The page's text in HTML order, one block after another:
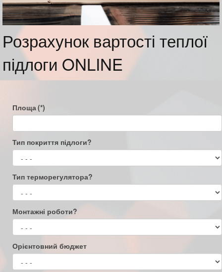
Розрахунок вартості теплої
підлоги ONLINE
Площа(*)
Тип покриття підлоги?
Тип терморегулятора?
Монтажні роботи?
Орієнтовний бюджет